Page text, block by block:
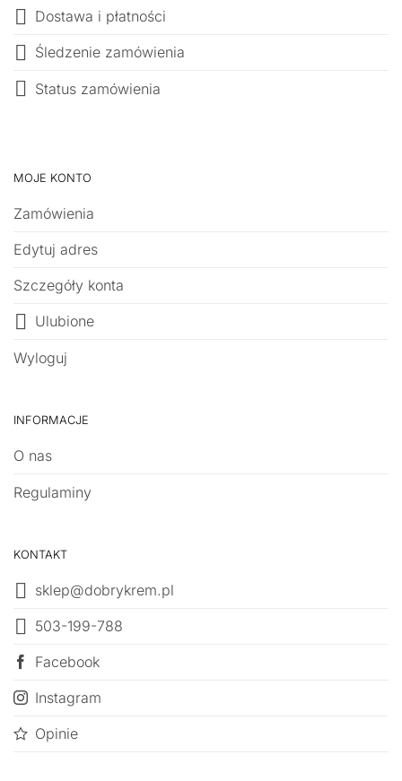
Dostawa i płatności
Śledzenie zamówienia
Status zamówienia
MOJE KONTO
Zamówienia
Edytuj adres
Szczegóły konta
Ulubione
Wyloguj
INFORMACJE
O nas
Regulaminy
KONTAKT
sklep@dobrykrem.pl
503-199-788
Facebook
Instagram
Opinie